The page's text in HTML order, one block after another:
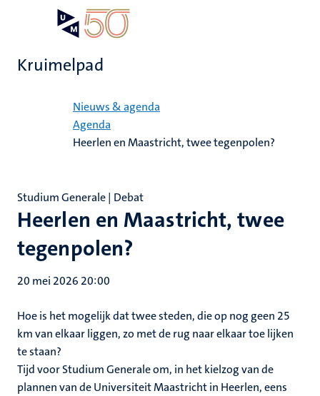
Kruimelpad
Nieuws & agenda
Agenda
Heerlen en Maastricht, twee tegenpolen?
Heerlen en Maastricht, twee
tegenpolen?
Studium Generale | Debat
20 mei 2026 20:00
Hoe is het mogelijk dat twee steden, die op nog geen 25
km van elkaar liggen, zo met de rug naar elkaar toe lijken
te staan?
Tijd voor Studium Generale om, in het kielzog van de
plannen van de Universiteit Maastricht in Heerlen, eens